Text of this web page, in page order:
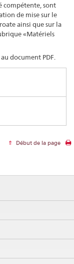
compétente, sont
de mise sur le
ainsi que sur la
« Matériels
document PDF.
Début de la page